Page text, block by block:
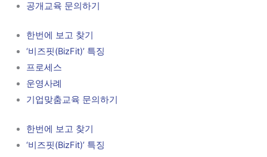
공개교육 문의하기
한번에 보고 찾기
‘비즈핏(BizFit)’ 특징
프로세스
운영사례
기업맞춤교육 문의하기
한번에 보고 찾기
‘비즈핏(BizFit)’ 특징